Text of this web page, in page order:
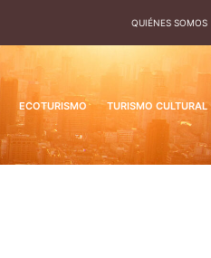
QUIÉNES SOMOS
ECOTURISMO TURISMO CULTURAL